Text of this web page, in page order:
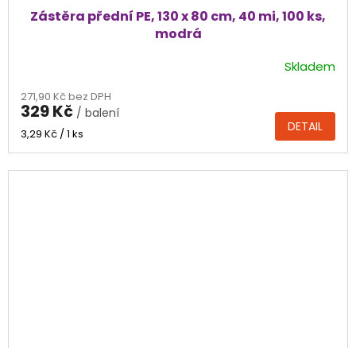
Zástěra přední PE, 130 x 80 cm, 40 mi, 100 ks,
modrá
Skladem
271,90 Kč bez DPH
329 Kč / balení
Měrná
3,29 Kč / 1 ks DETAIL